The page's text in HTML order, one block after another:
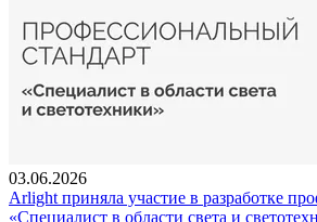
03.06.2026
Arlight приняла участие в разработке
«Специалист в области света и